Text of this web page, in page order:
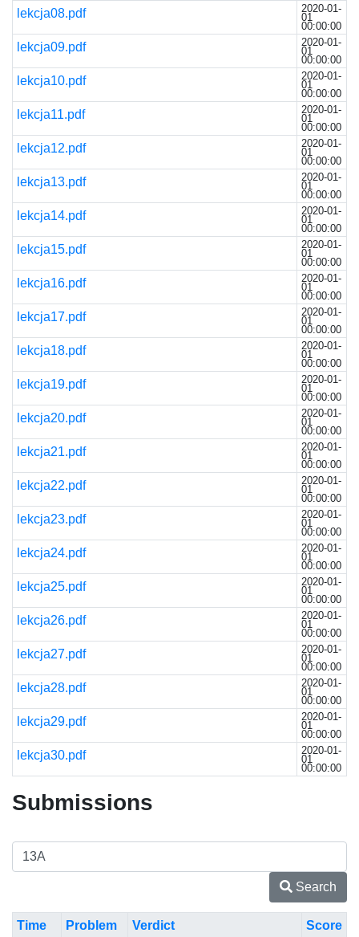
lekcja08.pdf 2020-01-
01
00:00:00
lekcja09.pdf 2020-01-
01
00:00:00
lekcja10.pdf 2020-01-
01
00:00:00
lekcja11.pdf 2020-01-
01
00:00:00
lekcja12.pdf 2020-01-
01
00:00:00
lekcja13.pdf 2020-01-
01
00:00:00
lekcja14.pdf 2020-01-
01
00:00:00
lekcja15.pdf 2020-01-
01
00:00:00
lekcja16.pdf 2020-01-
01
00:00:00
lekcja17.pdf 2020-01-
01
00:00:00
lekcja18.pdf 2020-01-
01
00:00:00
lekcja19.pdf 2020-01-
01
00:00:00
lekcja20.pdf 2020-01-
01
00:00:00
lekcja21.pdf 2020-01-
01
00:00:00
lekcja22.pdf 2020-01-
01
00:00:00
lekcja23.pdf 2020-01-
01
00:00:00
lekcja24.pdf 2020-01-
01
00:00:00
lekcja25.pdf 2020-01-
01
00:00:00
lekcja26.pdf 2020-01-
01
00:00:00
lekcja27.pdf 2020-01-
01
00:00:00
lekcja28.pdf 2020-01-
01
00:00:00
lekcja29.pdf 2020-01-
01
00:00:00
lekcja30.pdf 2020-01-
01
00:00:00
Submissions
Search
Time Problem Verdict Score